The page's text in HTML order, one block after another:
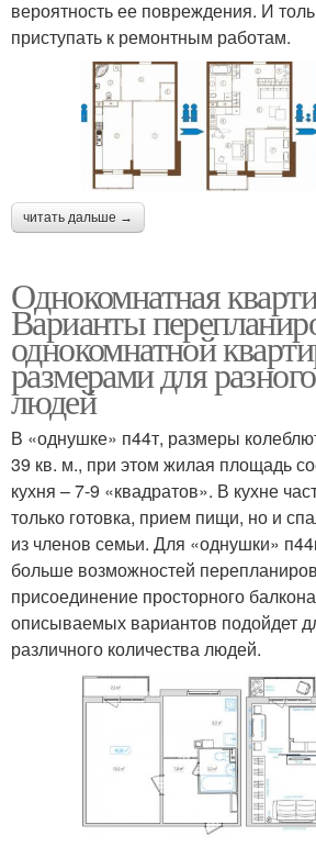
вероятность ее повреждения. И
приступать к ремонтным работам.
читать дальше →
Однокомнатная
Варианты
однокомнатной
размерами для
людей
В «однушке» п44т, размеры
39 кв. м., при этом жилая площадь
кухня – 7-9 «квадратов». В кухне
только готовка, прием пищи, но и
из членов семьи. Для «однушки»
больше возможностей
присоединение просторного
описываемых вариантов подойдет
различного количества людей.